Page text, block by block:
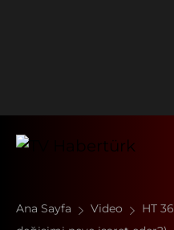
Ana Sayfa Video
HT